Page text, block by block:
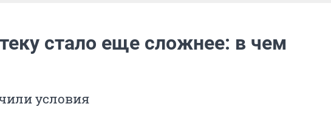
стало еще сложнее: в чем
условия